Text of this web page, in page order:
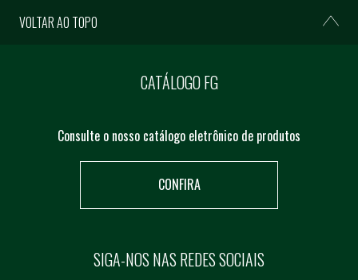
VOLTAR AO TOPO
CATÁLOGO FG
Consulte o nosso catálogo eletrônico de produtos
CONFIRA
SIGA-NOS NAS REDES SOCIAIS